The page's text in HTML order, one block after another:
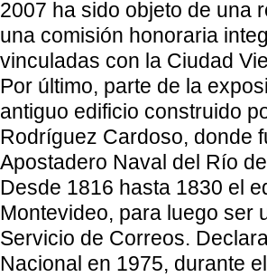
2007 ha sido objeto de una
una comisión honoraria
vinculadas con la Ciudad
Por último, parte de la
antiguo edificio construido
Rodríguez Cardoso, donde
Apostadero Naval del Río
Desde 1816 hasta 1830 el
Montevideo, para luego ser
Servicio de Correos.
Nacional en 1975, durante